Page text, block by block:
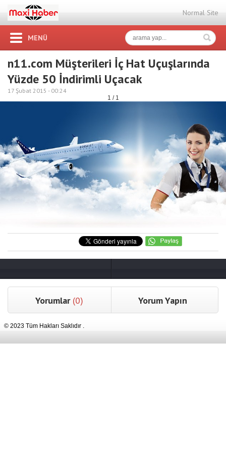
Normal Site
MENÜ
n11.com Müşterileri İç Hat Uçuşlarında
Yüzde 50 İndirimli Uçacak
17 Şubat 2015 - 00:24
1 / 1
Yorumlar (0) Yorum Yapın
© 2023 Tüm Hakları Saklıdır .